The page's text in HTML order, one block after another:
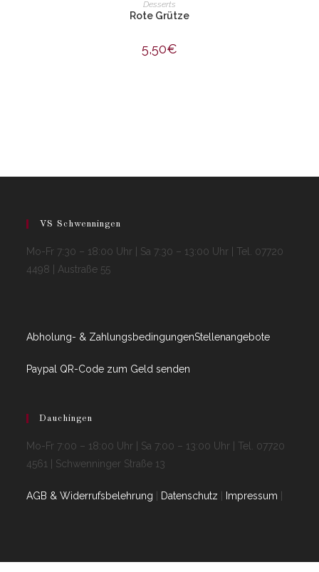
Desserts
Rote Grütze
5,50€
VS Schwenningen
Mo-Fr 7:30 – 18:00 Uhr | Sa 7:30 – 13:00 Uhr | Tel. 07720
4498 | Austraße 55
Abholung- & ZahlungsbedingungenStellenangebote
Paypal QR-Code zum Geld senden
Dauchingen
Mo-Fr 7:00 – 18:00 Uhr | Sa 7:00 – 13:00 Uhr | Tel. 07720
4561 | Schwenninger Straße 13
AGB & Widerrufsbelehrung Datenschutz Impressum